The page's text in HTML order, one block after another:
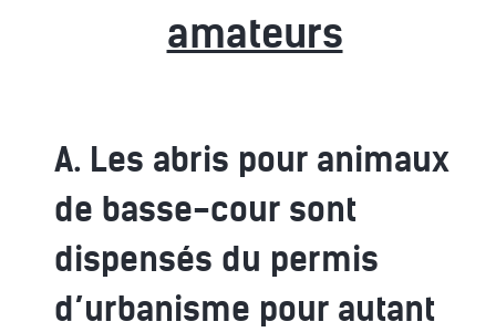
amateurs
A. Les abris pour animaux
de basse-cour sont
dispensés du permis
d’urbanisme pour autant